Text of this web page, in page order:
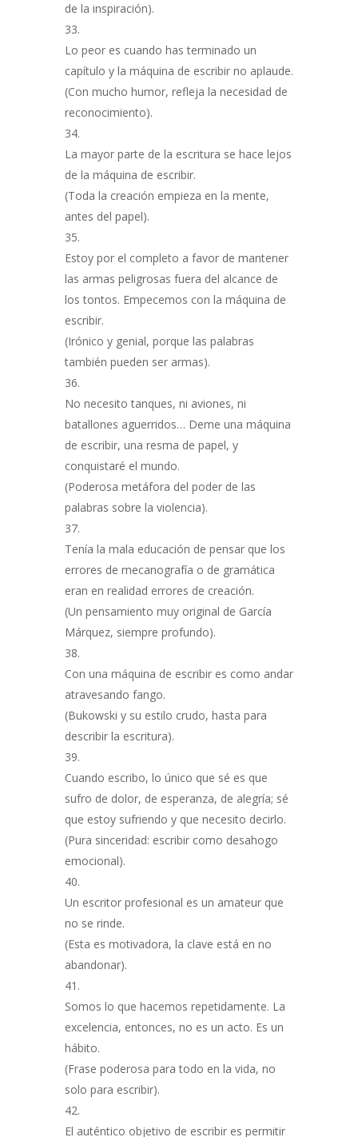
de la inspiración).
Lo peor es cuando has terminado un
capítulo y la máquina de escribir no aplaude.
(Con mucho humor, refleja la necesidad de
reconocimiento).
La mayor parte de la escritura se hace lejos
de la máquina de escribir.
(Toda la creación empieza en la mente,
antes del papel).
Estoy por el completo a favor de mantener
las armas peligrosas fuera del alcance de
los tontos. Empecemos con la máquina de
escribir.
(Irónico y genial, porque las palabras
también pueden ser armas).
No necesito tanques, ni aviones, ni
batallones aguerridos… Deme una máquina
de escribir, una resma de papel, y
conquistaré el mundo.
(Poderosa metáfora del poder de las
palabras sobre la violencia).
Tenía la mala educación de pensar que los
errores de mecanografía o de gramática
eran en realidad errores de creación.
(Un pensamiento muy original de García
Márquez, siempre profundo).
Con una máquina de escribir es como andar
atravesando fango.
(Bukowski y su estilo crudo, hasta para
describir la escritura).
Cuando escribo, lo único que sé es que
sufro de dolor, de esperanza, de alegría; sé
que estoy sufriendo y que necesito decirlo.
(Pura sinceridad: escribir como desahogo
emocional).
Un escritor profesional es un amateur que
no se rinde.
(Esta es motivadora, la clave está en no
abandonar).
Somos lo que hacemos repetidamente. La
excelencia, entonces, no es un acto. Es un
hábito.
(Frase poderosa para todo en la vida, no
solo para escribir).
El auténtico objetivo de escribir es permitir